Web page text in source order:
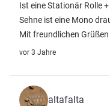
Ist eine Stationär Rolle
Sehne ist eine Mono
Mit freundlichen Grüßen
vor 3 Jahre
altafalta